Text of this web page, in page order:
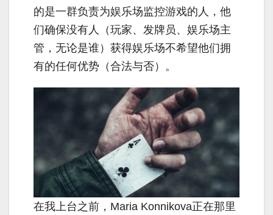
的是一群负责为娱乐场监控游戏的人，他
们确保没有人（玩家、发牌员、娱乐场主
管，无论是谁）获得娱乐场不希望他们拥
有的任何优势（合法与否）。
在我上台之前，Maria Konnikova正在那里